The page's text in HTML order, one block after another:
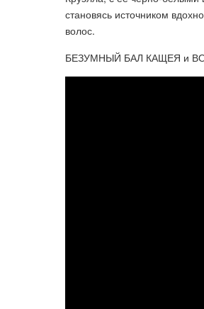
становясь источником
волос.
БЕЗУМНЫЙ БАЛ КАЩЕЯ и